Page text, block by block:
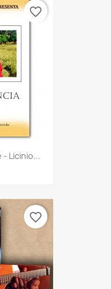
- Licinio...
favorite_border
favorite_border